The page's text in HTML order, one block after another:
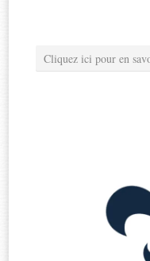
Cliquez ici pour en